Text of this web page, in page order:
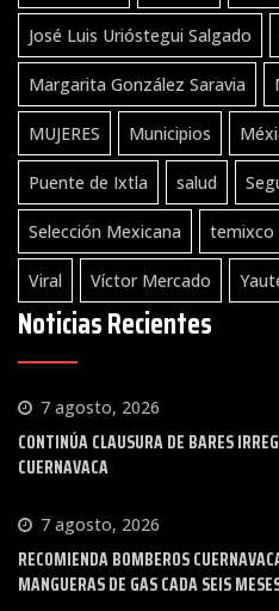
José Luis Urióstegui Salgado
Margarita González Saravia
MUJERES Municipios
Puente de Ixtla salud
Selección Mexicana temixco
Viral Víctor Mercado
Noticias Recientes
7 agosto, 2026
CONTINÚA CLAUSURA DE BARES
CUERNAVACA
7 agosto, 2026
RECOMIENDA BOMBEROS
MANGUERAS DE GAS CADA SEIS